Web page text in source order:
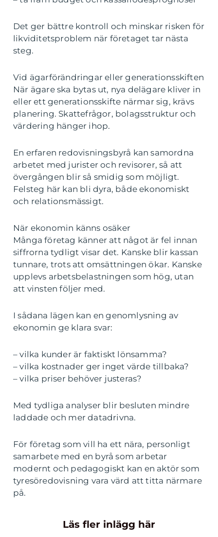
Det ger bättre kontroll och minskar risken för
likviditetsproblem när företaget tar nästa
steg.
Vid ägarförändringar eller generationsskiften
När ägare ska bytas ut, nya delägare kliver in
eller ett generationsskifte närmar sig, krävs
planering. Skattefrågor, bolagsstruktur och
värdering hänger ihop.
En erfaren redovisningsbyrå kan samordna
arbetet med jurister och revisorer, så att
övergången blir så smidig som möjligt.
Felsteg här kan bli dyra, både ekonomiskt
och relationsmässigt.
När ekonomin känns osäker
Många företag känner att något är fel innan
siffrorna tydligt visar det. Kanske blir kassan
tunnare, trots att omsättningen ökar. Kanske
upplevs arbetsbelastningen som hög, utan
att vinsten följer med.
I sådana lägen kan en genomlysning av
ekonomin ge klara svar:
– vilka kunder är faktiskt lönsamma?
– vilka kostnader ger inget värde tillbaka?
– vilka priser behöver justeras?
Med tydliga analyser blir besluten mindre
laddade och mer datadrivna.
För företag som vill ha ett nära, personligt
samarbete med en byrå som arbetar
modernt och pedagogiskt kan en aktör som
tyresöredovisning vara värd att titta närmare
på.
Läs fler inlägg här